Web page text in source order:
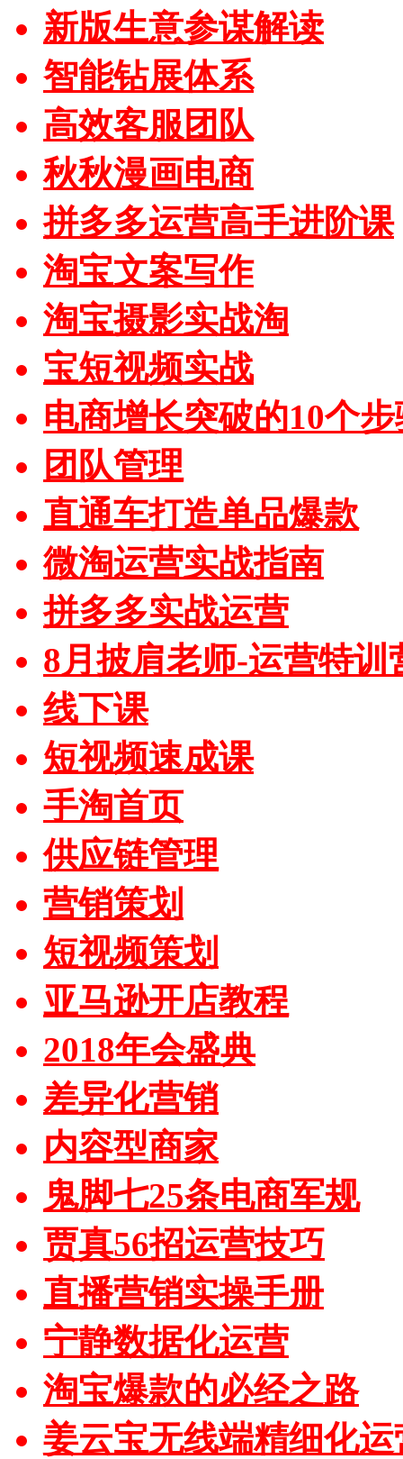
新版生意参谋解读
智能钻展体系
高效客服团队
秋秋漫画电商
拼多多运营高手进阶课
淘宝文案写作
淘宝摄影实战淘
宝短视频实战
电商增长突破的10个
团队管理
直通车打造单品爆款
微淘运营实战指南
拼多多实战运营
8月披肩老师-运营特训
线下课
短视频速成课
手淘首页
供应链管理
营销策划
短视频策划
亚马逊开店教程
2018年会盛典
差异化营销
内容型商家
鬼脚七25条电商军规
贾真56招运营技巧
直播营销实操手册
宁静数据化运营
淘宝爆款的必经之路
姜云宝无线端精细化运